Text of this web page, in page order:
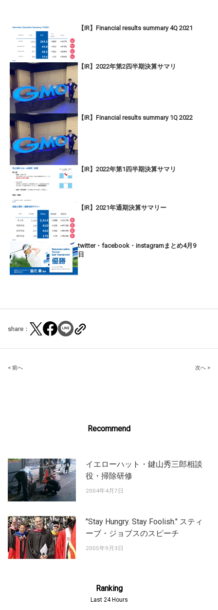
【IR】Financial results summary 4Q 2021
【IR】2022年第2四半期決算サマリ
【IR】Financial results summary 1Q 2022
【IR】2022年第1四半期決算サマリ
【IR】2021年通期決算サマリー
twitter・facebook・instagramまとめ4月9
日
share：
Post
< 前へ 次へ >
Recommend
イエローハット・鍵山秀三郎相談
役・掃除研修
2004年4月7日
"Stay Hungry. Stay Foolish." スティ
ーブ・ジョブスのスピーチ
2005年9月3日
Ranking
Last 24 Hours